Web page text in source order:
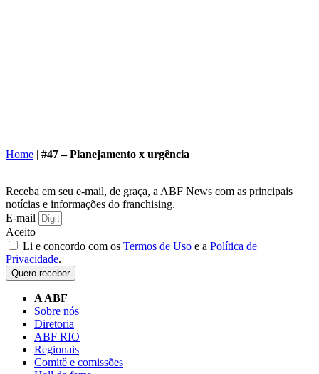
Home | #47 – Planejamento x urgência
Receba em seu e-mail, de graça, a ABF News com as principais
notícias e informações do franchising.
E-mail
Aceito
Li e concordo com os Termos de Uso e a Política de
Privacidade.
Quero receber
A ABF
Sobre nós
Diretoria
ABF RIO
Regionais
Comitê e comissões